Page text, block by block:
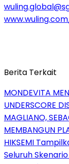
Berita Terkait
MONDEVITA
UNDERSCORE
MAGLIANO,
MEMBANGUN
HIKSEMI
Seluruh